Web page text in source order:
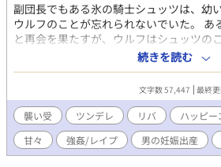
副団長でもある氷の騎士シュッツは、幼
ウルフのことが忘れられないでいた。 あ
と再会を果たすが、ウルフはシュッツの
つ魔王の側近だと言ってきた。 それでも
ツだが、魔王の呪いでふたなりにされ
一行をフタナリにして孕ませる』の別の
ッツ（クール系）×ウルフ（ツンデレ）
バ モブ団員（複数）×副騎士団長 クール
け ふたなり 童貞 処女 強姦 イラマチオ 複
お清めセックス 妊娠 甘々 ハッピーエンド
るので、苦手な方はご注意ください。
続きを読む
文字数 57,447 最終
襲い受 ツンデレ リバ ハッピー
甘々
強姦/レイプ 男の妊娠出産